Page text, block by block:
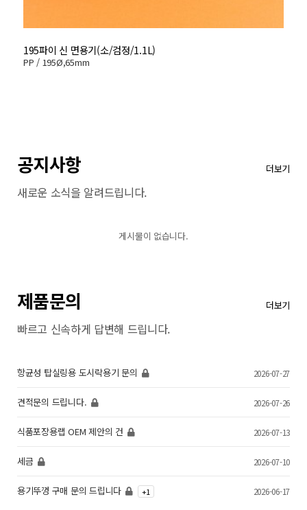
195파이 신 면용기(소/검정/1.1L)
PP / 195Ø,65mm
공지사항
새로운 소식을 알려드립니다.
게시물이 없습니다.
더보기
제품문의
빠르고 신속하게 답변해 드립니다.
2026-07-27
항균성 탑실링용 도시락용기 문의
2026-07-26
견적문의 드립니다.
2026-07-13
식품포장용랩 OEM 제안의 건
2026-07-10
세금
2026-06-17
용기뚜껑 구매 문의 드립니다 +1
더보기